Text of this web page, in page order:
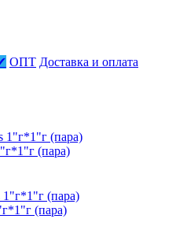
ОПТ Доставка и оплата
(пара)
(пара)